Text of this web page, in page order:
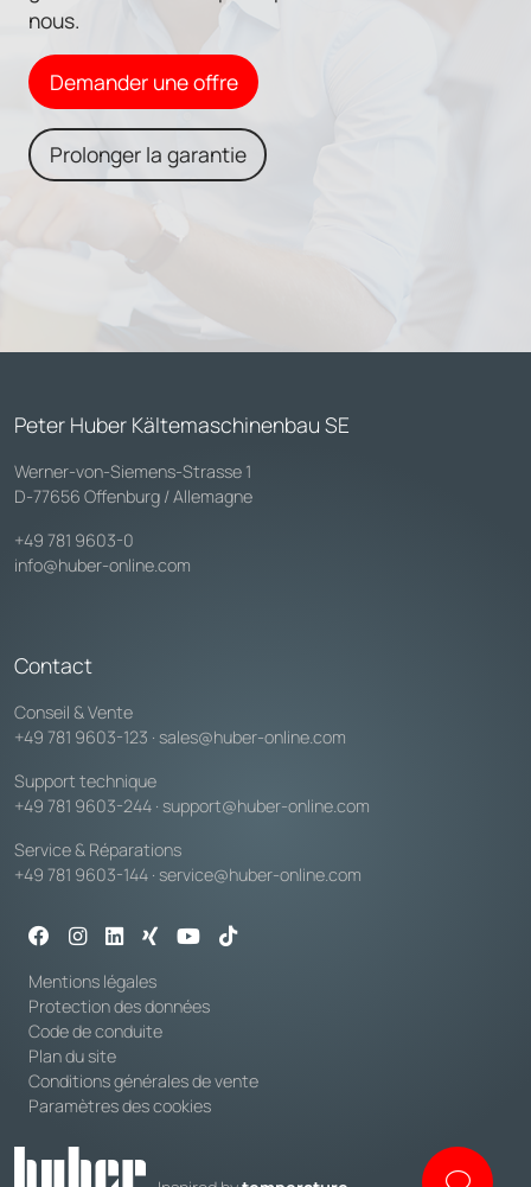
nous.
Demander une offre
Prolonger la garantie
Peter Huber Kältemaschinenbau SE
Werner-von-Siemens-Strasse 1
D-77656 Offenburg / Allemagne
+49 781 9603-0
info@huber-online.com
Contact
Conseil & Vente
+49 781 9603-123 · sales@huber-online.com
Support technique
+49 781 9603-244 · support@huber-online.com
Service & Réparations
+49 781 9603-144 · service@huber-online.com
Mentions légales
Protection des données
Code de conduite
Plan du site
Conditions générales de vente
Paramètres des cookies